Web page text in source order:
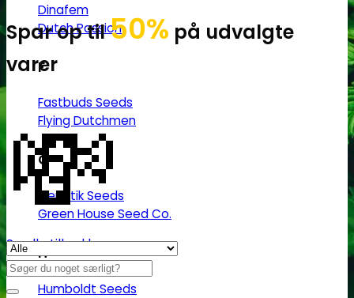
Dinafem
Dutch Passion
F
Fastbuds Seeds
Flying Dutchmen
G
Genetik Seeds
Green House Seed Co.
H
Humboldt Seeds
Spar op til50% på udvalgte
varer
💸
Se alle tilbud her
Søg
efter: